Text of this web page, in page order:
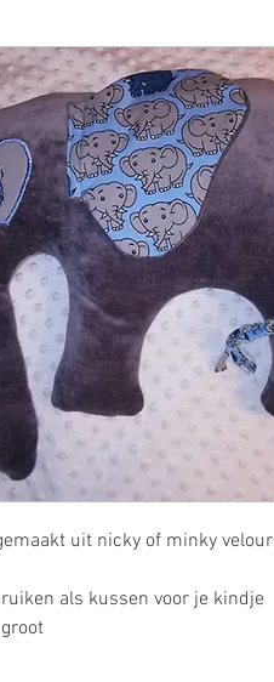
uit nicky of minky
als kussen voor je kindje